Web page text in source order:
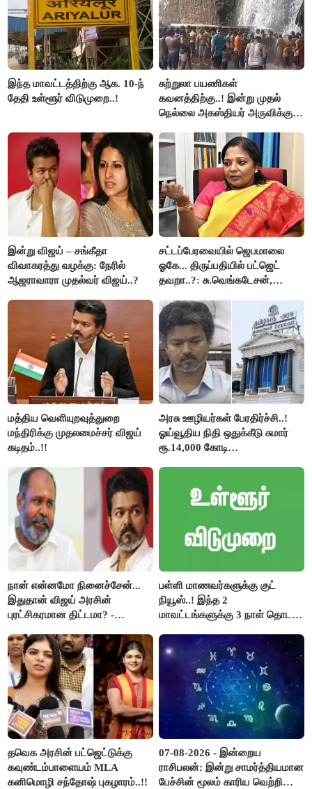
இந்த மாவட்டத்திற்கு ஆக. 10-ந்
தேதி உள்ளூர் விடுமுறை..!
சுற்றுலா பயணிகள்
கவனத்திற்கு..! இன்று முதல்
நெல்லை அகஸ்தியர் அருவிக்கு
இன்று விஜய் – சங்கீதா
விவாகரத்து வழக்கு: நேரில்
ஆஜராவாரா முதல்வர் விஜய்..?
சட்டப்பேரவையில் ஜெபமாலை
ஓகே... திருப்பதியில் பட்ஜெட்
தவறா..?: சு.வெங்கடேசன்,
கேள்வி..!
மத்திய வெளியுறவுத்துறை
மந்திரிக்கு முதலமைச்சர் விஜய்
கடிதம்..!!
அரசு ஊழியர்கள் பேரதிர்ச்சி..!
ஓய்வூதிய நிதி ஒதுக்கீடு சுமார்
ரூ.14,000 கோடி
நான் என்னமோ நினைச்சேன்...
இதுதான் விஜய் அரசின்
புரட்சிகரமான திட்டமா? -
பள்ளி மாணவர்களுக்கு குட்
நியூஸ்..! இந்த 2
மாவட்டங்களுக்கு 3 நாள் தொடர்
தவெக அரசின் பட்ஜெட்டுக்கு
கவுண்டம்பாளையம் MLA
கனிமொழி சந்தோஷ் புகழாரம்..!!
07-08-2026 - இன்றைய
ராசிபலன்: இன்று சாமர்த்தியமான
பேச்சின் மூலம் காரிய வெற்றி